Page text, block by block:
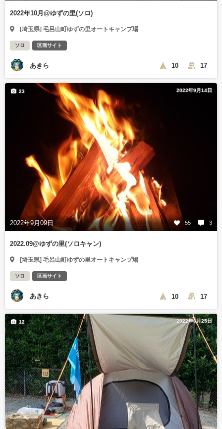
2022年10月@ゆずの里(ソロ)
[埼玉県] 毛呂山町ゆずの里オートキャンプ場
ソロ 区画サイト
あきら 10 17
2022年9月14日
2022年9月09日 55 3
23
2022.09@ゆずの里(ソロキャン)
[埼玉県] 毛呂山町ゆずの里オートキャンプ場
ソロ 区画サイト
あきら 10 17
2022年6月25日
12